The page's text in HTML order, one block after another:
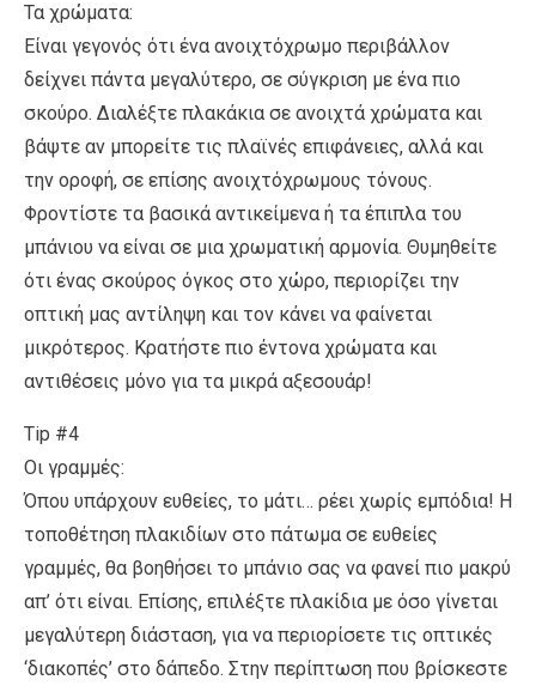
Τα χρώματα:
Είναι γεγονός ότι ένα ανοιχτόχρωμο περιβάλλον
δείχνει πάντα μεγαλύτερο, σε σύγκριση με ένα πιο
σκούρο. Διαλέξτε πλακάκια σε ανοιχτά χρώματα και
βάψτε αν μπορείτε τις πλαϊνές επιφάνειες, αλλά και
την οροφή, σε επίσης ανοιχτόχρωμους τόνους.
Φροντίστε τα βασικά αντικείμενα ή τα έπιπλα του
μπάνιου να είναι σε μια χρωματική αρμονία. Θυμηθείτε
ότι ένας σκούρος όγκος στο χώρο, περιορίζει την
οπτική μας αντίληψη και τον κάνει να φαίνεται
μικρότερος. Κρατήστε πιο έντονα χρώματα και
αντιθέσεις μόνο για τα μικρά αξεσουάρ!
Tip #4
Οι γραμμές:
Όπου υπάρχουν ευθείες, το μάτι… ρέει χωρίς εμπόδια! Η
τοποθέτηση πλακιδίων στο πάτωμα σε ευθείες
γραμμές, θα βοηθήσει το μπάνιο σας να φανεί πιο μακρύ
απ’ ότι είναι. Επίσης, επιλέξτε πλακίδια με όσο γίνεται
μεγαλύτερη διάσταση, για να περιορίσετε τις οπτικές
‘διακοπές’ στο δάπεδο. Στην περίπτωση που βρίσκεστε